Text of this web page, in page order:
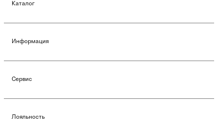
Каталог
Информация
Сервис
Лояльность